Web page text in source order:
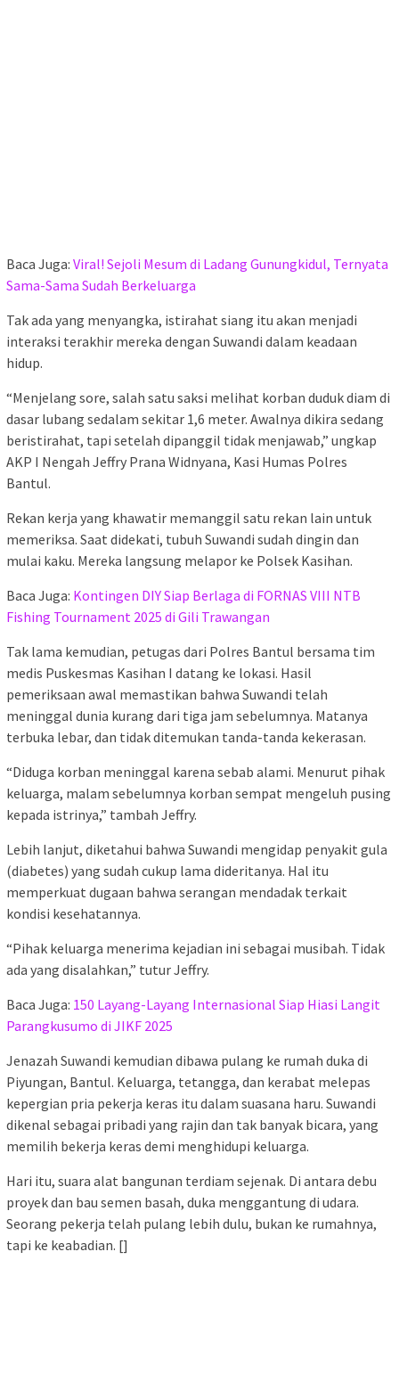
Baca Juga: Viral! Sejoli Mesum di Ladang Gunungkidul, Ternyata
Sama-Sama Sudah Berkeluarga
Tak ada yang menyangka, istirahat siang itu akan menjadi
interaksi terakhir mereka dengan Suwandi dalam keadaan
hidup.
“Menjelang sore, salah satu saksi melihat korban duduk diam di
dasar lubang sedalam sekitar 1,6 meter. Awalnya dikira sedang
beristirahat, tapi setelah dipanggil tidak menjawab,” ungkap
AKP I Nengah Jeffry Prana Widnyana, Kasi Humas Polres
Bantul.
Rekan kerja yang khawatir memanggil satu rekan lain untuk
memeriksa. Saat didekati, tubuh Suwandi sudah dingin dan
mulai kaku. Mereka langsung melapor ke Polsek Kasihan.
Baca Juga: Kontingen DIY Siap Berlaga di FORNAS VIII NTB
Fishing Tournament 2025 di Gili Trawangan
Tak lama kemudian, petugas dari Polres Bantul bersama tim
medis Puskesmas Kasihan I datang ke lokasi. Hasil
pemeriksaan awal memastikan bahwa Suwandi telah
meninggal dunia kurang dari tiga jam sebelumnya. Matanya
terbuka lebar, dan tidak ditemukan tanda-tanda kekerasan.
“Diduga korban meninggal karena sebab alami. Menurut pihak
keluarga, malam sebelumnya korban sempat mengeluh pusing
kepada istrinya,” tambah Jeffry.
Lebih lanjut, diketahui bahwa Suwandi mengidap penyakit gula
(diabetes) yang sudah cukup lama dideritanya. Hal itu
memperkuat dugaan bahwa serangan mendadak terkait
kondisi kesehatannya.
“Pihak keluarga menerima kejadian ini sebagai musibah. Tidak
ada yang disalahkan,” tutur Jeffry.
Baca Juga: 150 Layang-Layang Internasional Siap Hiasi Langit
Parangkusumo di JIKF 2025
Jenazah Suwandi kemudian dibawa pulang ke rumah duka di
Piyungan, Bantul. Keluarga, tetangga, dan kerabat melepas
kepergian pria pekerja keras itu dalam suasana haru. Suwandi
dikenal sebagai pribadi yang rajin dan tak banyak bicara, yang
memilih bekerja keras demi menghidupi keluarga.
Hari itu, suara alat bangunan terdiam sejenak. Di antara debu
proyek dan bau semen basah, duka menggantung di udara.
Seorang pekerja telah pulang lebih dulu, bukan ke rumahnya,
tapi ke keabadian. []